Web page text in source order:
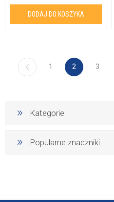
DODAJ DO KOSZYKA
1 2 3
Kategorie
Popularne znaczniki